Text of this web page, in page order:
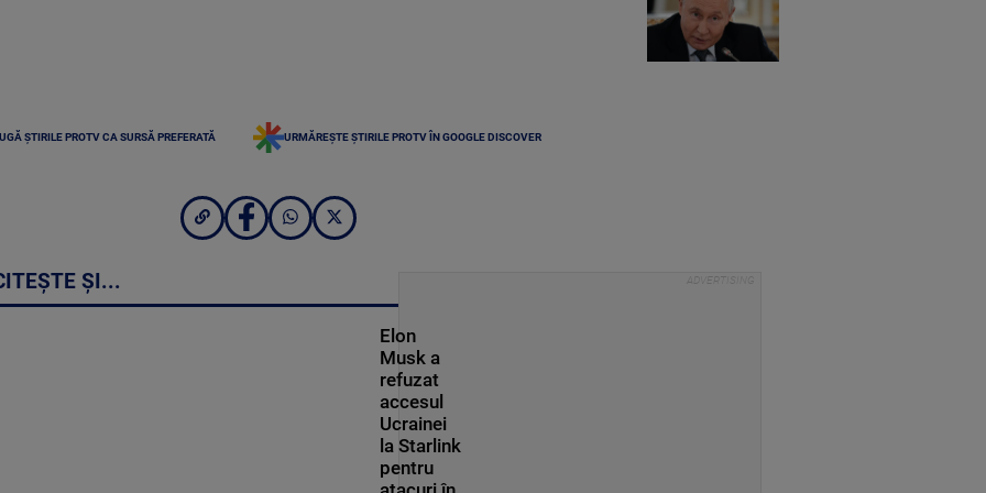
ȘTIRILE PROTV CA SURSĂ PREFERATĂ URMĂREȘTE ȘTIRILE PROTV ÎN GOOGLE DISCOVER
ȘI...
Elon
Musk a
refuzat
accesul
Ucrainei
la Starlink
pentru